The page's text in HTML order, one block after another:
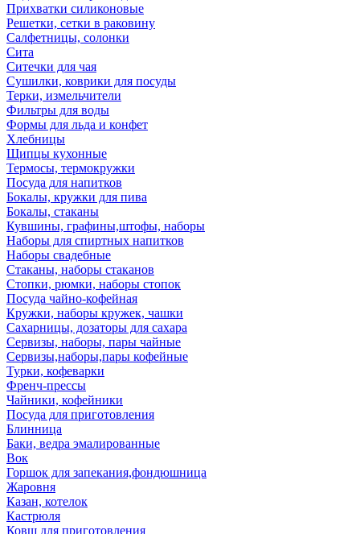
Прихватки силиконовые
Решетки, сетки в раковину
Салфетницы, солонки
Сита
Ситечки для чая
Сушилки, коврики для посуды
Терки, измельчители
Фильтры для воды
Формы для льда и конфет
Хлебницы
Щипцы кухонные
Термосы, термокружки
Посуда для напитков
Бокалы, кружки для пива
Бокалы, стаканы
Кувшины, графины,штофы, наборы
Наборы для спиртных напитков
Наборы свадебные
Стаканы, наборы стаканов
Стопки, рюмки, наборы стопок
Посуда чайно-кофейная
Кружки, наборы кружек, чашки
Сахарницы, дозаторы для сахара
Сервизы, наборы, пары чайные
Сервизы,наборы,пары кофейные
Турки, кофеварки
Френч-прессы
Чайники, кофейники
Посуда для приготовления
Блинница
Баки, ведра эмалированные
Вок
Горшок для запекания,фондюшница
Жаровня
Казан, котелок
Кастрюля
Ковш для приготовления